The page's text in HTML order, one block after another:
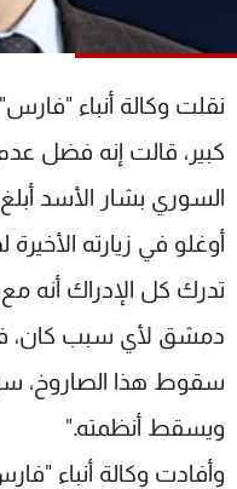
نقلت وكالة أنباء
كبير، قالت إنه فضل
السوري بشار الأسد أبلغ
أوغلو في زيارته
تدرك كل الإدراك
دمشق لأي سبب كان،
سقوط هذا الصاروخ،
ويسقط أنظمته."
وأفادت وكالة أنباء
جدول البرامج
الترددات
الإنـتـاج
لاعلاناتكم